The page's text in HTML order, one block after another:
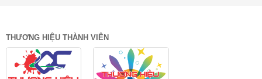
THƯƠNG HIỆU THÀNH VIÊN